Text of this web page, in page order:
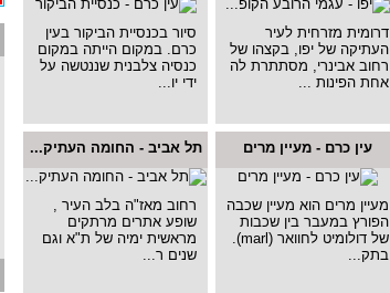
דרומית מזרחית לעיר
העתיקה של יפו, בקצהו של
רחוב אבינרי, מסתתרת לה
אחת הפינות ...
סיור בכנסיית הביקור בעין
כרם. במקום הייתה במקום
כנסיה צלבנית שננטשה על
ידי יו...
עין כרם - מעיין מרים
מעיין מרים הוא מעיין שכבה
הפורץ במעבר בין שכבות
של דולומיט לחוואר (marl).
בתק...
תל אביב - החומה העתיק...
רחוב מאז"ה בלב העיר ,
שופע אתרים מרתקים
מראשית ימיה של ת"א וגם
שנים ר...